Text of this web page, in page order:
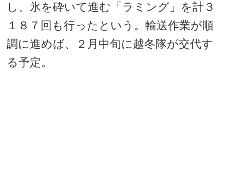
し、氷を砕いて進む「ラミング」を計３
１８７回も行ったという。輸送作業が順
調に進めば、２月中旬に越冬隊が交代す
る予定。